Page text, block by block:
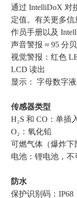
通过 IntelliDoX 对
定值。有关更多信
作员⼿册以及
声音警报 ≈ 95 分
视觉警报：红色
LCD 读出
显示： 字母数字
传感器类型
H₂S 和 CO：单插
O₂：氧化铅
可燃气体（爆炸
电池：锂电池，不
防水
保护识别码：IP68